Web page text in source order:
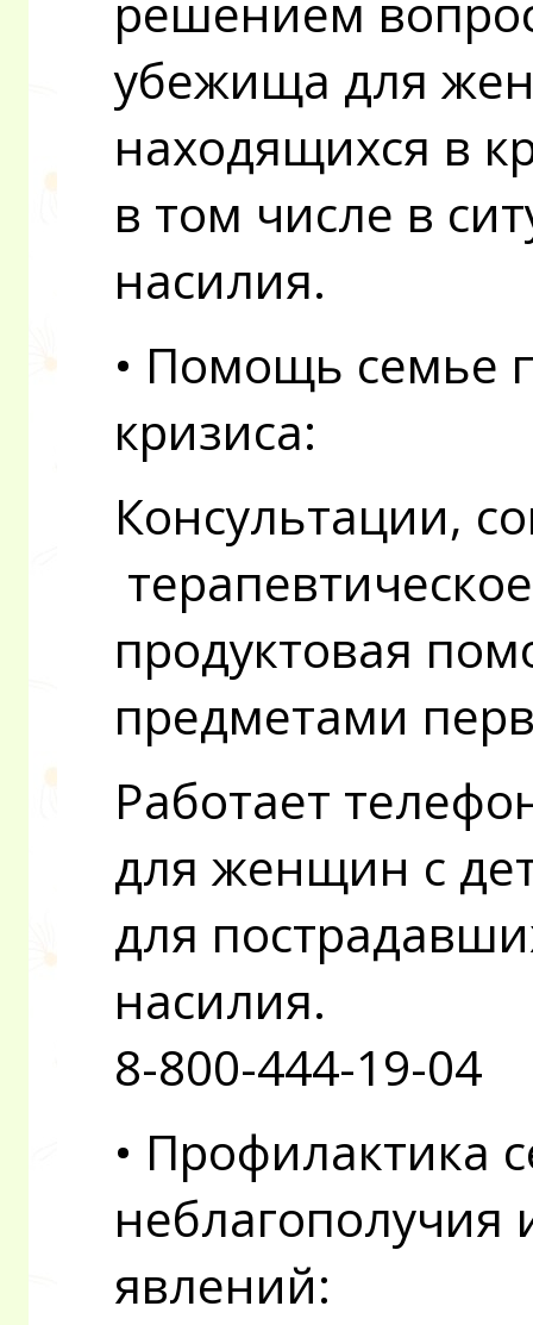
решением
убежища для
находящихся в
в том числе в
насилия.
• Помощь семье
кризиса:
Консультации,
продуктовая
предметами
Работает
для женщин с
для
насилия.
8-800-444-19-04
• Профилактика
неблагополучия
явлений: